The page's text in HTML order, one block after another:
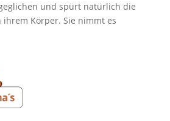
und spürt natürlich die
Körper. Sie nimmt es